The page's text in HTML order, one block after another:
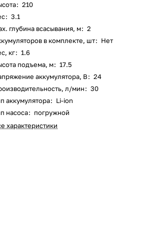
: 210
: 3.1
глубина всасывания, м: 2
в комплекте, шт: Нет
кг: 1.6
подъема, м: 17.5
аккумулятора, В: 24
л/мин: 30
аккумулятора: Li-ion
насоса: погружной
характеристики
выбранный способом
% будутсписываться
по25%каждые 2 недели